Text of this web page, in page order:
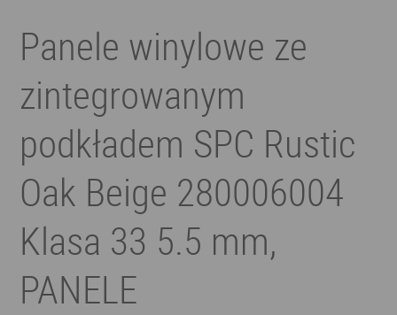
Panele winylowe ze
zintegrowanym
podkładem SPC Rustic
Oak Beige 280006004
Klasa 33 5.5 mm,
PANELE